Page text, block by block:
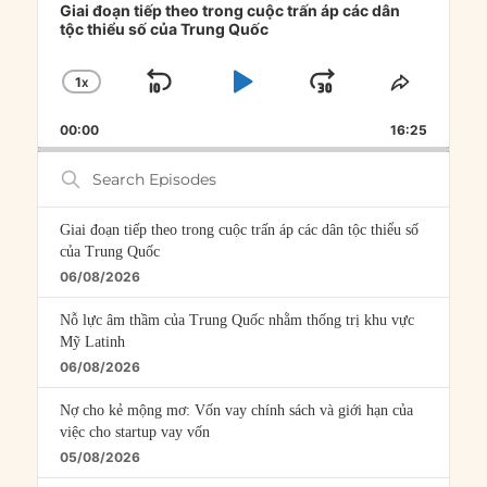
Player
Giai đoạn tiếp theo trong cuộc trấn áp các dân
tộc thiểu số của Trung Quốc
CHANGE
RATE
1X
SKIP
PLAYJUMP
FORWARD
SHARE
00:00 16:25
Search
Episodes
Giai đoạn tiếp theo trong cuộc trấn áp các dân tộc thiểu số
của Trung Quốc
06/08/2026
Nỗ lực âm thầm của Trung Quốc nhằm thống trị khu vực
Mỹ Latinh
06/08/2026
Nợ cho kẻ mộng mơ: Vốn vay chính sách và giới hạn của
việc cho startup vay vốn
05/08/2026